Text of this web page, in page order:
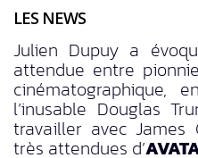
LES NEWS
Julien Dupuy a
attendue entre
cinématographique,
l’inusable Douglas
travailler avec James
très attendues d’